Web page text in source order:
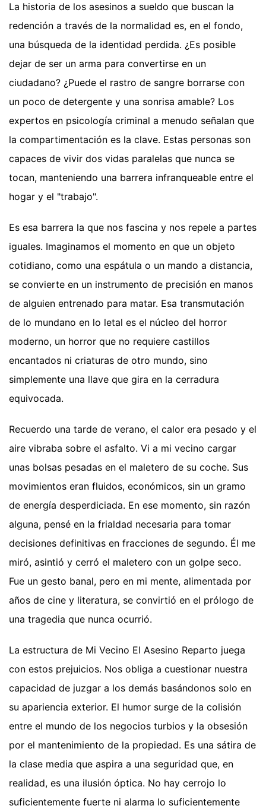
La historia de los asesinos a sueldo que buscan la
redención a través de la normalidad es, en el fondo,
una búsqueda de la identidad perdida. ¿Es posible
dejar de ser un arma para convertirse en un
ciudadano? ¿Puede el rastro de sangre borrarse con
un poco de detergente y una sonrisa amable? Los
expertos en psicología criminal a menudo señalan que
la compartimentación es la clave. Estas personas son
capaces de vivir dos vidas paralelas que nunca se
tocan, manteniendo una barrera infranqueable entre el
hogar y el "trabajo".
Es esa barrera la que nos fascina y nos repele a partes
iguales. Imaginamos el momento en que un objeto
cotidiano, como una espátula o un mando a distancia,
se convierte en un instrumento de precisión en manos
de alguien entrenado para matar. Esa transmutación
de lo mundano en lo letal es el núcleo del horror
moderno, un horror que no requiere castillos
encantados ni criaturas de otro mundo, sino
simplemente una llave que gira en la cerradura
equivocada.
Recuerdo una tarde de verano, el calor era pesado y el
aire vibraba sobre el asfalto. Vi a mi vecino cargar
unas bolsas pesadas en el maletero de su coche. Sus
movimientos eran fluidos, económicos, sin un gramo
de energía desperdiciada. En ese momento, sin razón
alguna, pensé en la frialdad necesaria para tomar
decisiones definitivas en fracciones de segundo. Él me
miró, asintió y cerró el maletero con un golpe seco.
Fue un gesto banal, pero en mi mente, alimentada por
años de cine y literatura, se convirtió en el prólogo de
una tragedia que nunca ocurrió.
La estructura de Mi Vecino El Asesino Reparto juega
con estos prejuicios. Nos obliga a cuestionar nuestra
capacidad de juzgar a los demás basándonos solo en
su apariencia exterior. El humor surge de la colisión
entre el mundo de los negocios turbios y la obsesión
por el mantenimiento de la propiedad. Es una sátira de
la clase media que aspira a una seguridad que, en
realidad, es una ilusión óptica. No hay cerrojo lo
suficientemente fuerte ni alarma lo suficientemente